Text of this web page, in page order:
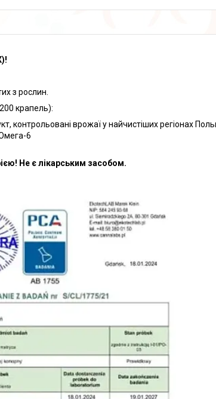
з рослин.
крапель):
контрольовані врожаї у найчистіших регіонах
6
Не є лікарським засобом.